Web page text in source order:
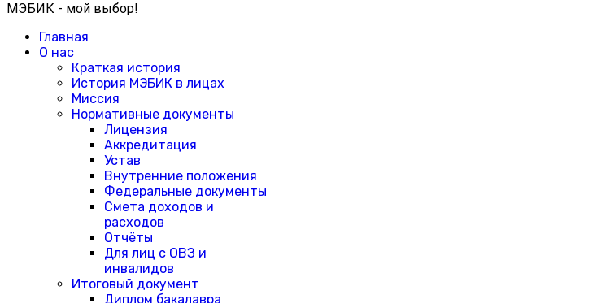
МЭБИК - мой выбор!
Главная
О нас
Краткая история
История МЭБИК в лицах
Миссия
Нормативные документы
Лицензия
Аккредитация
Устав
Внутренние положения
Федеральные документы
Смета доходов и
расходов
Отчёты
Для лиц с ОВЗ и
инвалидов
Итоговый документ
Диплом бакалавра